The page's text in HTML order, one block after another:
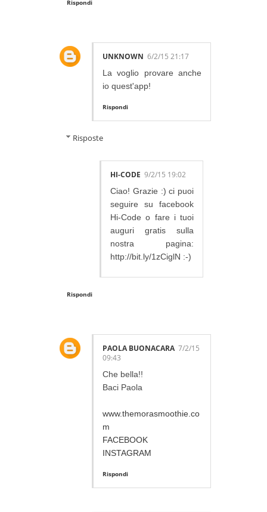
Rispondi
UNKNOWN 6/2/15 21:17
La voglio provare anche
io quest'app!
Rispondi
Risposte
HI-CODE 9/2/15 19:02
Ciao! Grazie :) ci puoi
seguire su facebook
Hi-Code o fare i tuoi
auguri gratis sulla
nostra pagina:
http://bit.ly/1zCiglN :-)
Rispondi
PAOLA BUONACARA 7/2/15
09:43
Che bella!!
Baci Paola
www.themorasmoothie.co
m
FACEBOOK
INSTAGRAM
Rispondi